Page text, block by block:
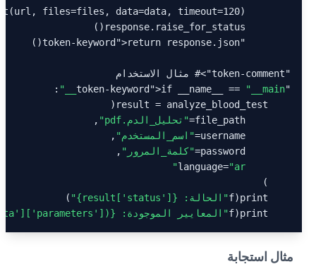
"token-keyword"
"token-comment"
># مثال الاستخدام
"token-keyword"
>if __name__ == "__main__"
"تحليل_الدم.pdf"
"اسم_المستخدم"
"كلمة_المرور"
"ar"
"الحالة: {result[ 'status' ]}"
"المعايير الموجودة: {len(result[ ][ 'parameters' ])}"
مثال استجابة